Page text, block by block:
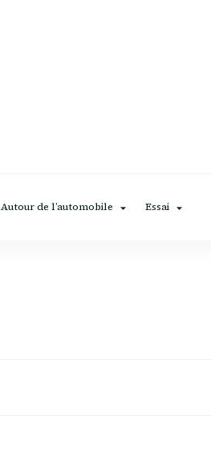
Autour de l’automobile Essai